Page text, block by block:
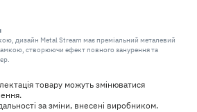
дизайн Metal Stream має преміальний металевий
створюючи ефект повного занурення та
товару можуть змінюватися
за зміни, внесені виробником.